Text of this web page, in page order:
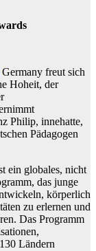
Germany freut sich
Hoheit, der
Philip, innehatte,
Pädagogen
ein globales, nicht
das junge
körperlich
zu erlernen und
Das Programm
Ländern